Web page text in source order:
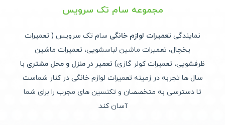
مجموعه سام تک سرویس
نمایندگی تعمیرات لوازم خانگی سام تک سرویس ( تعمیرات
یخچال، تعمیرات ماشین لباسشویی، تعمیرات ماشین
ظرفشویی، تعمیرات کولر گازی) تعمیر در منزل و محل مشتری با
سال ها تجربه در زمینه تعمیرات لوازم خانگی در کنار شماست
تا دسترسی به متخصصان و تکنسین های مجرب را برای شما
آسان کند.